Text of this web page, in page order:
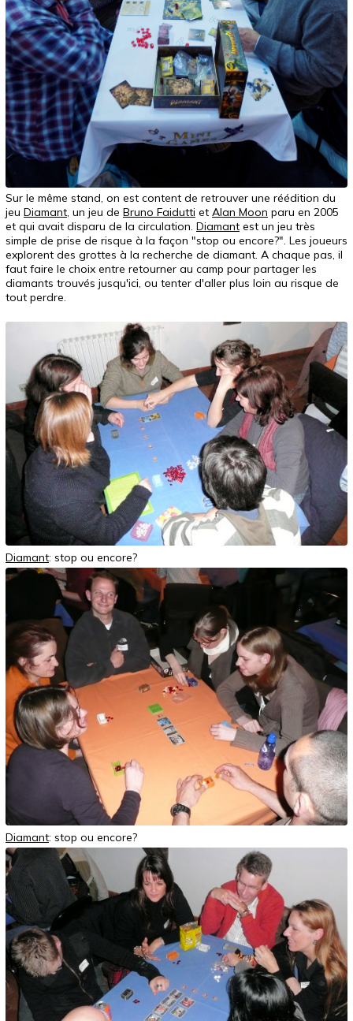
Sur le même stand, on est content de retrouver une réédition du
jeu Diamant, un jeu de Bruno Faidutti et Alan Moon paru en 2005
et qui avait disparu de la circulation. Diamant est un jeu très
simple de prise de risque à la façon "stop ou encore?". Les joueurs
explorent des grottes à la recherche de diamant. A chaque pas, il
faut faire le choix entre retourner au camp pour partager les
diamants trouvés jusqu'ici, ou tenter d'aller plus loin au risque de
tout perdre.
Diamant: stop ou encore?
Diamant: stop ou encore?